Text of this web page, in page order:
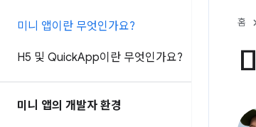
미니 앱이란 무엇인가요?
H5 및 QuickApp이란 무엇인가요?
미니 앱의 개발자 환경
홈